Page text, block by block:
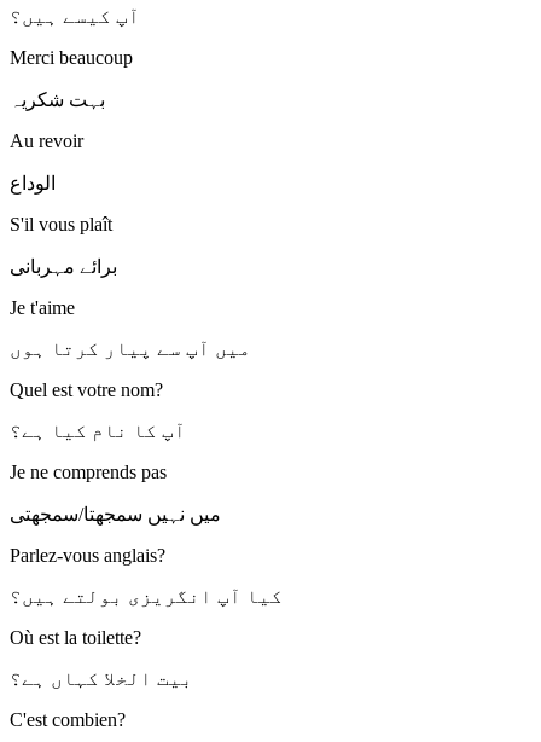
آپ کیسے ہیں؟
Merci beaucoup
بہت شکریہ
Au revoir
الوداع
S'il vous plaît
برائے مہربانی
Je t'aime
میں آپ سے پیار کرتا ہوں
Quel est votre nom?
آپ کا نام کیا ہے؟
Je ne comprends pas
میں نہیں سمجھتا/سمجھتی
Parlez-vous anglais?
کیا آپ انگریزی بولتے ہیں؟
Où est la toilette?
بیت الخلا کہاں ہے؟
C'est combien?